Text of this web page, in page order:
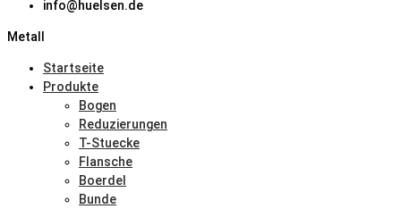
info@huelsen.de
Metall
Startseite
Produkte
Bogen
Reduzierungen
T-Stuecke
Flansche
Boerdel
Bunde